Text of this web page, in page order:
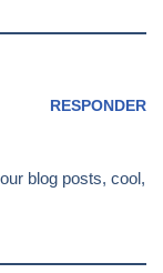
RESPONDER
blog posts, cool,